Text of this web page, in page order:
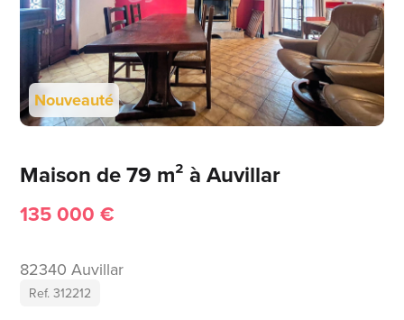
Nouveauté
Maison de 79 m² à Auvillar
135 000 €
82340 Auvillar
Ref. 312212